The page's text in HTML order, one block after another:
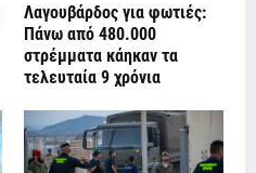
Λαγουβάρδος για φωτιές:
Πάνω από 480.000
στρέμματα κάηκαν τα
τελευταία 9 χρόνια